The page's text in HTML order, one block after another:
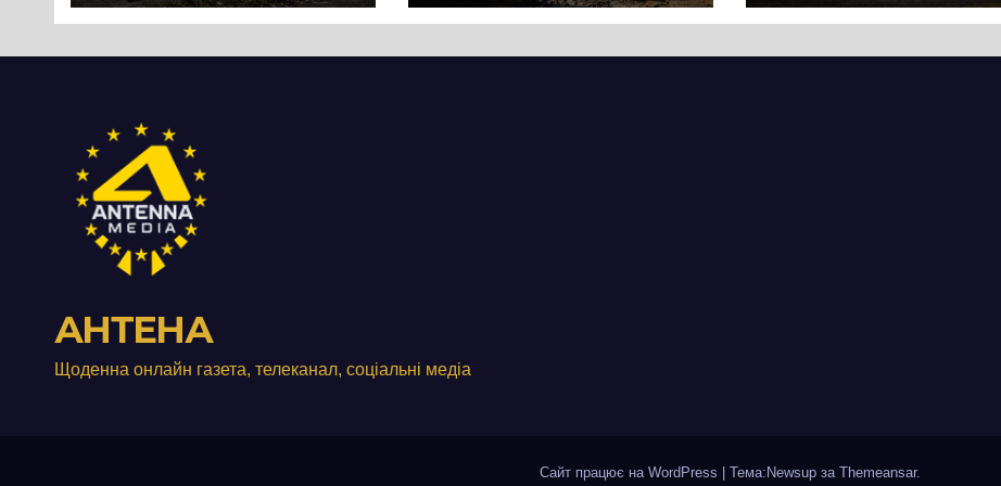
перетворився на
затягнувся
Хрещатик на
АНТЕНА
Щоденна онлайн газета, телеканал, соціальні медіа
Сайт працює на WordPress Тема:Newsup за Themeansar.